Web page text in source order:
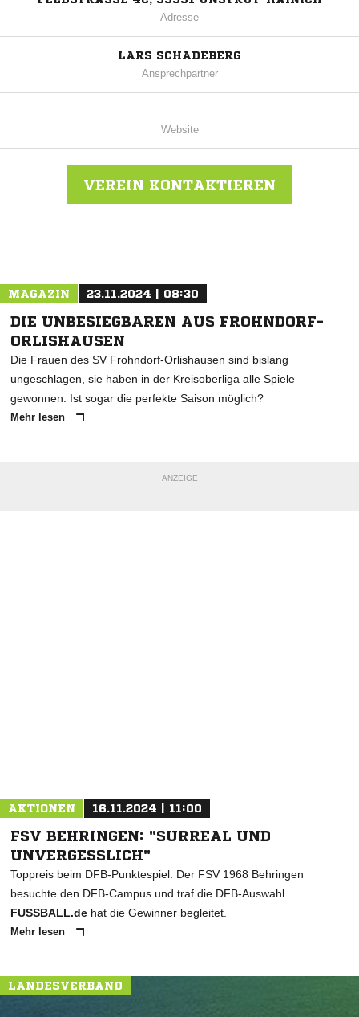
Adresse
LARS SCHADEBERG
Ansprechpartner
Website
VEREIN KONTAKTIEREN
MAGAZIN 23.11.2024 | 08:30
DIE UNBESIEGBAREN AUS FROHNDORF-
ORLISHAUSEN
Die Frauen des SV Frohndorf-Orlishausen sind bislang
ungeschlagen, sie haben in der Kreisoberliga alle Spiele
gewonnen. Ist sogar die perfekte Saison möglich?
Mehr lesen
ANZEIGE
AKTIONEN 16.11.2024 | 11:00
FSV BEHRINGEN: "SURREAL UND
UNVERGESSLICH"
Toppreis beim DFB-Punktespiel: Der FSV 1968 Behringen
besuchte den DFB-Campus und traf die DFB-Auswahl.
FUSSBALL.de hat die Gewinner begleitet.
Mehr lesen
LANDESVERBAND